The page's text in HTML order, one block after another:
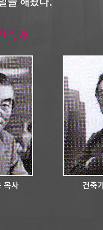
축가
목사 건축